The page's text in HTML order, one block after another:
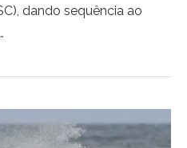
dando sequência ao